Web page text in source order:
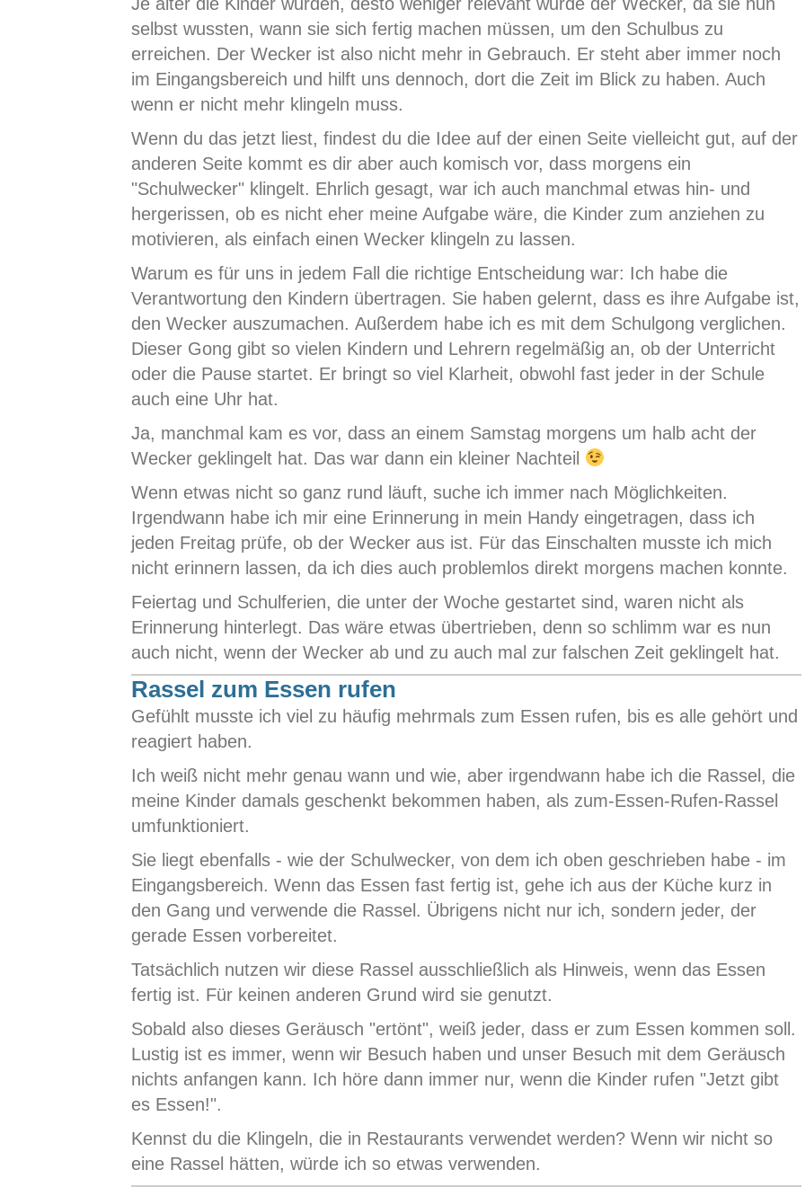
selbst wussten, wann sie sich fertig machen müssen, um den Schulbus zu
erreichen. Der Wecker ist also nicht mehr in Gebrauch. Er steht aber immer noch
im Eingangsbereich und hilft uns dennoch, dort die Zeit im Blick zu haben. Auch
wenn er nicht mehr klingeln muss.
Wenn du das jetzt liest, findest du die Idee auf der einen Seite vielleicht gut, auf der
anderen Seite kommt es dir aber auch komisch vor, dass morgens ein
"Schulwecker" klingelt. Ehrlich gesagt, war ich auch manchmal etwas hin- und
hergerissen, ob es nicht eher meine Aufgabe wäre, die Kinder zum anziehen zu
motivieren, als einfach einen Wecker klingeln zu lassen.
Warum es für uns in jedem Fall die richtige Entscheidung war: Ich habe die
Verantwortung den Kindern übertragen. Sie haben gelernt, dass es ihre Aufgabe ist,
den Wecker auszumachen. Außerdem habe ich es mit dem Schulgong verglichen.
Dieser Gong gibt so vielen Kindern und Lehrern regelmäßig an, ob der Unterricht
oder die Pause startet. Er bringt so viel Klarheit, obwohl fast jeder in der Schule
auch eine Uhr hat.
Ja, manchmal kam es vor, dass an einem Samstag morgens um halb acht der
Wecker geklingelt hat. Das war dann ein kleiner Nachteil
Wenn etwas nicht so ganz rund läuft, suche ich immer nach Möglichkeiten.
Irgendwann habe ich mir eine Erinnerung in mein Handy eingetragen, dass ich
jeden Freitag prüfe, ob der Wecker aus ist. Für das Einschalten musste ich mich
nicht erinnern lassen, da ich dies auch problemlos direkt morgens machen konnte.
Feiertag und Schulferien, die unter der Woche gestartet sind, waren nicht als
Erinnerung hinterlegt. Das wäre etwas übertrieben, denn so schlimm war es nun
auch nicht, wenn der Wecker ab und zu auch mal zur falschen Zeit geklingelt hat.
Rassel zum Essen rufen
Gefühlt musste ich viel zu häufig mehrmals zum Essen rufen, bis es alle gehört und
reagiert haben.
Ich weiß nicht mehr genau wann und wie, aber irgendwann habe ich die Rassel, die
meine Kinder damals geschenkt bekommen haben, als zum-Essen-Rufen-Rassel
umfunktioniert.
Sie liegt ebenfalls - wie der Schulwecker, von dem ich oben geschrieben habe - im
Eingangsbereich. Wenn das Essen fast fertig ist, gehe ich aus der Küche kurz in
den Gang und verwende die Rassel. Übrigens nicht nur ich, sondern jeder, der
gerade Essen vorbereitet.
Tatsächlich nutzen wir diese Rassel ausschließlich als Hinweis, wenn das Essen
fertig ist. Für keinen anderen Grund wird sie genutzt.
Sobald also dieses Geräusch "ertönt", weiß jeder, dass er zum Essen kommen soll.
Lustig ist es immer, wenn wir Besuch haben und unser Besuch mit dem Geräusch
nichts anfangen kann. Ich höre dann immer nur, wenn die Kinder rufen "Jetzt gibt
es Essen!".
Kennst du die Klingeln, die in Restaurants verwendet werden? Wenn wir nicht so
eine Rassel hätten, würde ich so etwas verwenden.